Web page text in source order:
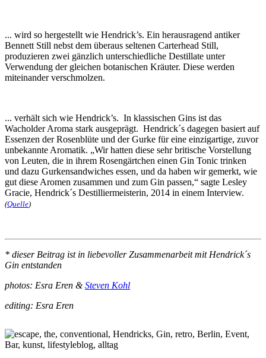
... wird so hergestellt wie Hendrick’s. Ein herausragend antiker
Bennett Still nebst dem überaus seltenen Carterhead Still,
produzieren zwei gänzlich unterschiedliche Destillate unter
Verwendung der gleichen botanischen Kräuter. Diese werden
miteinander verschmolzen.
... verhält sich wie Hendrick’s. In klassischen Gins ist das
Wacholder Aroma stark ausgeprägt. Hendrick´s dagegen basiert auf
Essenzen der Rosenblüte und der Gurke für eine einzigartige, zuvor
unbekannte Aromatik. „Wir hatten diese sehr britische Vorstellung
von Leuten, die in ihrem Rosengärtchen einen Gin Tonic trinken
und dazu Gurkensandwiches essen, und da haben wir gemerkt, wie
gut diese Aromen zusammen und zum Gin passen,“ sagte Lesley
Gracie, Hendrick´s Destilliermeisterin, 2014 in einem Interview.
(Quelle)
* dieser Beitrag ist in liebevoller Zusammenarbeit mit Hendrick´s
Gin entstanden
photos: Esra Eren &Steven Kohl
editing: Esra Eren